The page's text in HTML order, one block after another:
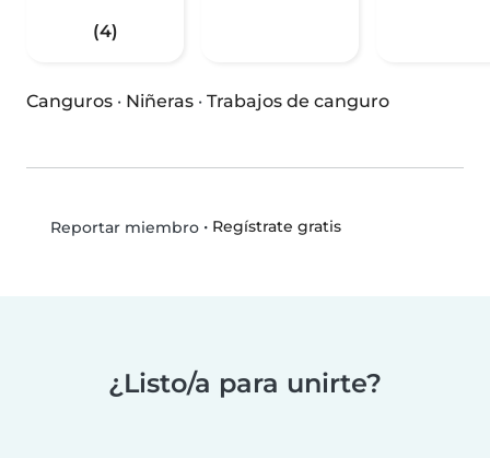
(4)
Canguros · Niñeras · Trabajos de canguro
Reportar miembro• Regístrate gratis
¿Listo/a para unirte?